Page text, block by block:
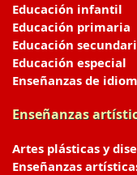
Educación infantil
Educación primaria
Educación
Educación especial
Enseñanzas de
Enseñanzas
Artes plásticas y
Enseñanzas